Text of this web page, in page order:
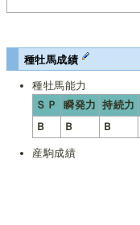
種牡馬成績
種牡馬能力
ＳＰ
瞬発力 持続力
Ｂ
Ｂ Ｂ
産駒成績